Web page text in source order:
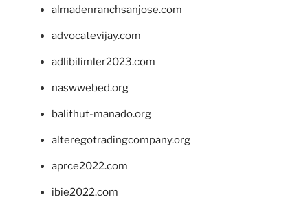
almadenranchsanjose.com
advocatevijay.com
adlibilimler2023.com
naswwebed.org
balithut-manado.org
alteregotradingcompany.org
aprce2022.com
ibie2022.com